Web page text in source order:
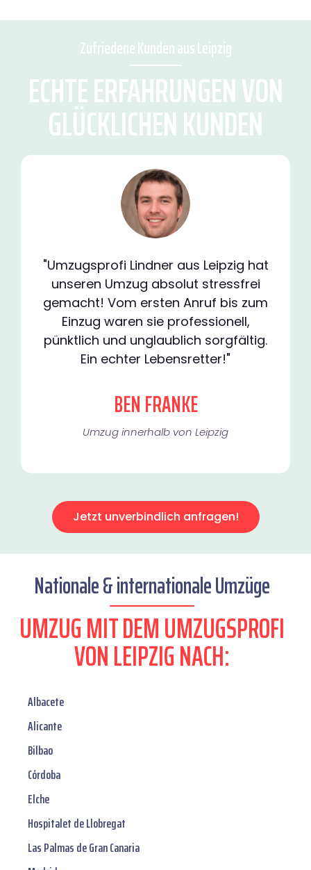
Zufriedene Kunden aus Leipzig
ECHTE ERFAHRUNGEN VON
GLÜCKLICHEN KUNDEN
"Umzugsprofi Lindner aus Leipzig hat
unseren Umzug absolut stressfrei
gemacht! Vom ersten Anruf bis zum
Einzug waren sie professionell,
pünktlich und unglaublich sorgfältig.
Ein echter Lebensretter!"
BEN FRANKE
Umzug innerhalb von Leipzig​
Jetzt unverbindlich anfragen!
Nationale & internationale Umzüge
UMZUG MIT DEM UMZUGSPROFI
VON LEIPZIG NACH:
Albacete
Alicante
Bilbao
Córdoba
Elche
Hospitalet de Llobregat
Las Palmas de Gran Canaria